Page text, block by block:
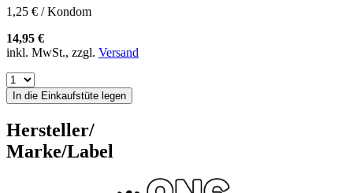
1,25 € / Kondom
14,95 €
inkl. MwSt., zzgl. Versand
In die Einkaufstüte legen
Hersteller/
Marke/Label